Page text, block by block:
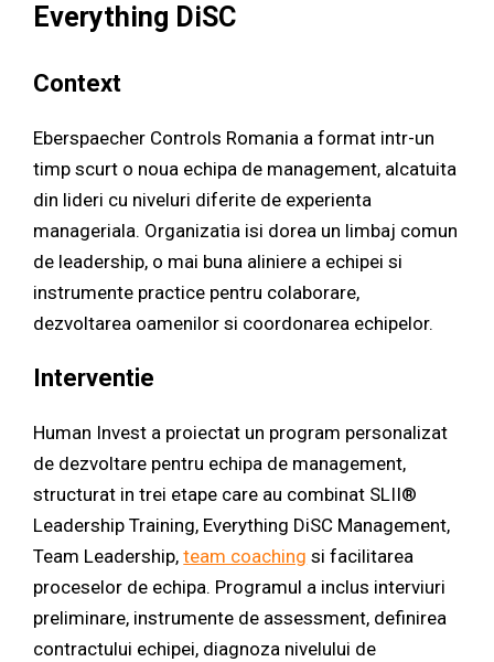
Everything DiSC
Context
Eberspaecher Controls Romania a format intr-un
timp scurt o noua echipa de management, alcatuita
din lideri cu niveluri diferite de experienta
manageriala. Organizatia isi dorea un limbaj comun
de leadership, o mai buna aliniere a echipei si
instrumente practice pentru colaborare,
dezvoltarea oamenilor si coordonarea echipelor.
Interventie
Human Invest a proiectat un program personalizat
de dezvoltare pentru echipa de management,
structurat in trei etape care au combinat SLII®
Leadership Training, Everything DiSC Management,
Team Leadership,team coaching si facilitarea
proceselor de echipa. Programul a inclus interviuri
preliminare, instrumente de assessment, definirea
contractului echipei, diagnoza nivelului de